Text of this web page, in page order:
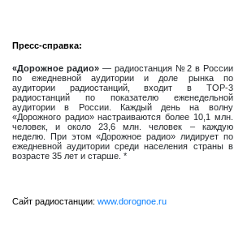
Пресс-справка:
«Дорожное радио» — радиостанция №2 в России
по ежедневной аудитории и доле рынка по
аудитории радиостанций, входит в ТОР-3
радиостанций по показателю еженедельной
аудитории в России. Каждый день на волну
«Дорожного радио» настраиваются более 10,1 млн.
человек, и около 23,6 млн. человек – каждую
неделю. При этом «Дорожное радио» лидирует по
ежедневной аудитории среди населения страны в
возрасте 35 лет и старше. *
Сайт радиостанции: www.dorognoe.ru